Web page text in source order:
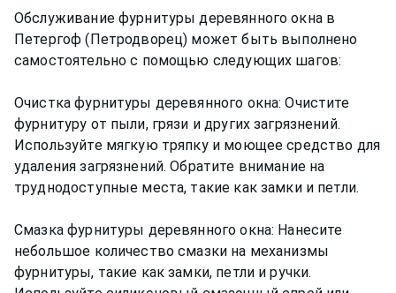
Обслуживание фурнитуры деревянного окна в
Петергоф (Петродворец) может быть выполнено
самостоятельно с помощью следующих шагов:
Очистка фурнитуры деревянного окна: Очистите
фурнитуру от пыли, грязи и других загрязнений.
Используйте мягкую тряпку и моющее средство для
удаления загрязнений. Обратите внимание на
труднодоступные места, такие как замки и петли.
Смазка фурнитуры деревянного окна: Нанесите
небольшое количество смазки на механизмы
фурнитуры, такие как замки, петли и ручки.